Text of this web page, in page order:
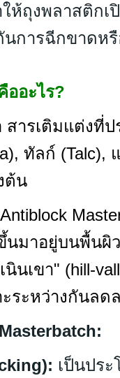
ห้ถุงพลาสติก
นการฉีกขาดห
อะไร?
สารเติมแต่ง
ทัลก์ (Talc),
ต้น
มาอยู่บนพื้นผิ
นินเขา" (hill-
ระหว่างกันล
เป็นปร